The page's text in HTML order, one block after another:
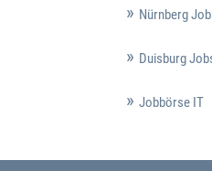
Nürnberg
Duisburg
Jobbörse IT